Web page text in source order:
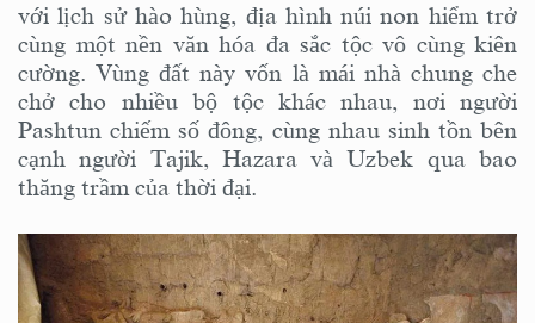
với lịch sử hào hùng, địa hình núi non hiểm trở
cùng một nền văn hóa đa sắc tộc vô cùng kiên
cường. Vùng đất này vốn là mái nhà chung che
chở cho nhiều bộ tộc khác nhau, nơi người
Pashtun chiếm số đông, cùng nhau sinh tồn bên
cạnh người Tajik, Hazara và Uzbek qua bao
thăng trầm của thời đại.